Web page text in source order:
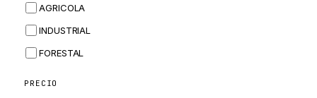
CORTECO
KUBOTA
MERLO
HYUNDAI
AGRICOLA
INDUSTRIAL
FORESTAL
PRECIO